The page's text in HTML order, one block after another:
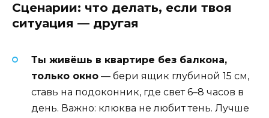
Сценарии: что делать, если твоя
ситуация — другая
Ты живёшь в квартире без балкона,
только окно — бери ящик глубиной 15 см,
ставь на подоконник, где свет 6–8 часов в
день. Важно: клюква не любит тень. Лучше